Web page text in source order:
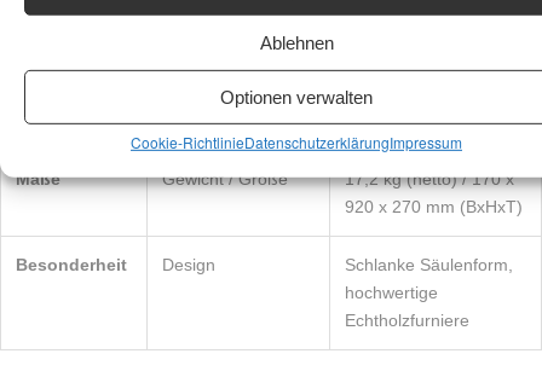
Ablehnen
Optionen verwalten
Cookie-RichtlinieDatenschutzerklärungImpressum
Technik Übergangsfrequenz 1800 Hz
Maße Gewicht / Größe
17,2 kg (netto) / 170 x
920 x 270 mm (BxHxT)
Besonderheit Design
Schlanke Säulenform,
hochwertige
Echtholzfurniere